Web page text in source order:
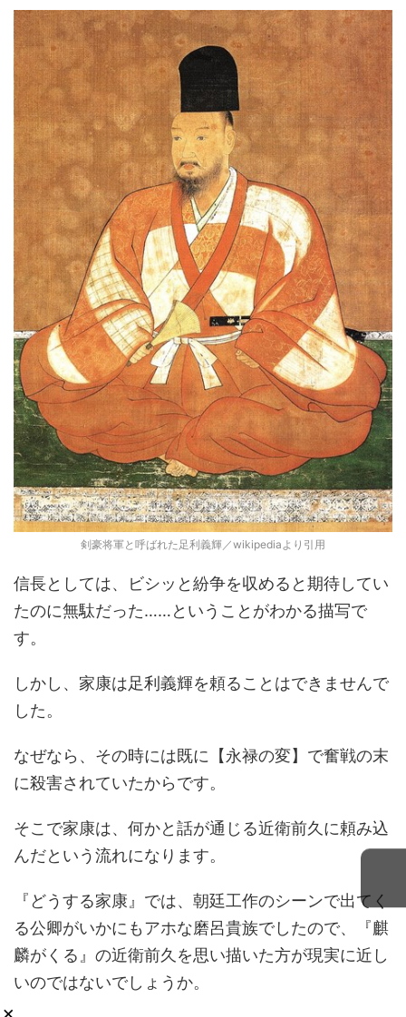
剣豪将軍と呼ばれた足利義輝／wikipediaより引用
信長としては、ビシッと紛争を収めると期待してい
たのに無駄だった……ということがわかる描写で
す。
しかし、家康は足利義輝を頼ることはできませんで
した。
なぜなら、その時には既に【永禄の変】で奮戦の末
に殺害されていたからです。
そこで家康は、何かと話が通じる近衛前久に頼み込
んだという流れになります。
『どうする家康』では、朝廷工作のシーンで出てく
る公卿がいかにもアホな磨呂貴族でしたので、『麒
麟がくる』の近衛前久を思い描いた方が現実に近し
いのではないでしょうか。